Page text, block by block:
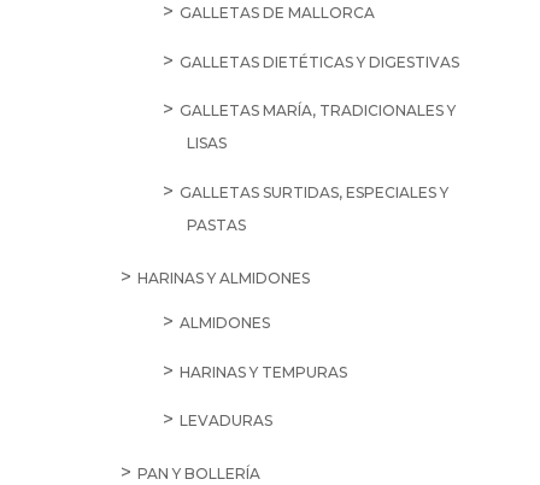
GALLETAS DE MALLORCA
GALLETAS DIETÉTICAS Y DIGESTIVAS
GALLETAS MARÍA, TRADICIONALES Y
LISAS
GALLETAS SURTIDAS, ESPECIALES Y
PASTAS
HARINAS Y ALMIDONES
ALMIDONES
HARINAS Y TEMPURAS
LEVADURAS
PAN Y BOLLERÍA